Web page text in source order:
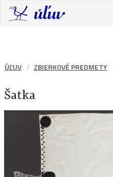
ÚĽUV ZBIERKOVÉ PREDMETY
Šatka